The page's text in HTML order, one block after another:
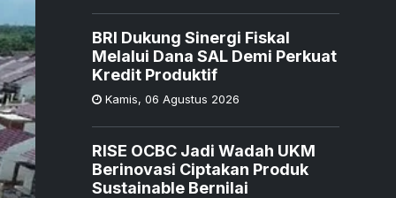
BRI Dukung Sinergi Fiskal
Melalui Dana SAL Demi Perkuat
Kredit Produktif
Kamis, 06 Agustus 2026
RISE OCBC Jadi Wadah UKM
Berinovasi Ciptakan Produk
Sustainable Bernilai